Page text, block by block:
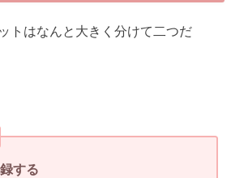
トはなんと大きく分けて二つだ
する